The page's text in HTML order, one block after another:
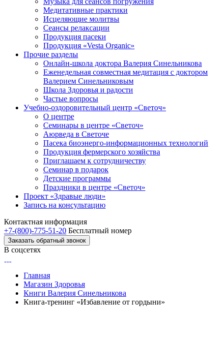
Медитативные практики
Исцеляющие молитвы
Сеансы релаксации
Продукция пасеки
Продукция «Vesta Organic»
Прочие разделы
Онлайн-школа доктора Валерия Синельникова
Еженедельная совместная медитация с доктором
Валерием Синельниковым
Школа Здоровья и радости
Частые вопросы
Учебно-оздоровительный центр «Светоч»
О центре
Семинары в центре «Светоч»
Аюрведа в Светоче
Пасека биоэнерго-информационных технологий
Продукция фермерского хозяйства
Приглашаем к сотрудничеству
Семинар в подарок
Детские программы
Праздники в центре «Светоч»
Проект «Здравые люди»
Запись на консультацию
Контактная информация
+7-(800)-775-51-20 Бесплатный номер
Заказать обратный звонок
В соцсетях
Главная
Магазин Здоровья
Книги Валерия Синельникова
Книга-тренинг «Избавление от гордыни»